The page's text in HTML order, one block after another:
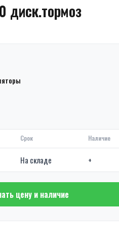
диск.тормоз
Срок Наличие
На складе +
цену и наличие